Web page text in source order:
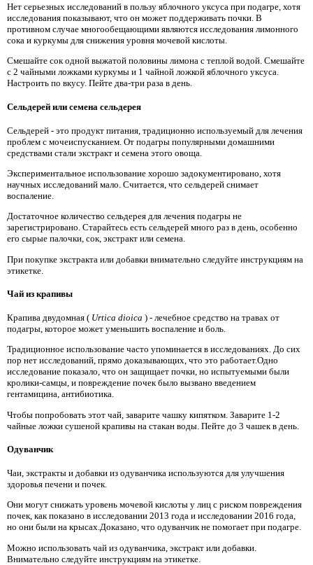
Нет серьезных исследований в пользу яблочного уксуса при подагре, хотя
исследования показывают, что он может поддерживать почки. В
противном случае многообещающими являются исследования лимонного
сока и куркумы для снижения уровня мочевой кислоты.
Смешайте сок одной выжатой половины лимона с теплой водой. Смешайте
с 2 чайными ложками куркумы и 1 чайной ложкой яблочного уксуса.
Настроить по вкусу. Пейте два-три раза в день.
Сельдерей или семена сельдерея
Сельдерей - это продукт питания, традиционно используемый для лечения
проблем с мочеиспусканием. От подагры популярными домашними
средствами стали экстракт и семена этого овоща.
Экспериментальное использование хорошо задокументировано, хотя
научных исследований мало. Считается, что сельдерей снимает
воспаление.
Достаточное количество сельдерея для лечения подагры не
зарегистрировано. Старайтесь есть сельдерей много раз в день, особенно
его сырые палочки, сок, экстракт или семена.
При покупке экстракта или добавки внимательно следуйте инструкциям на
этикетке.
Чай из крапивы
Крапива двудомная ( Urtica dioica ) - лечебное средство на травах от
подагры, которое может уменьшить воспаление и боль.
Традиционное использование часто упоминается в исследованиях. До сих
пор нет исследований, прямо доказывающих, что это работает.Одно
исследование показало, что он защищает почки, но испытуемыми были
кролики-самцы, и повреждение почек было вызвано введением
гентамицина, антибиотика.
Чтобы попробовать этот чай, заварите чашку кипятком. Заварите 1-2
чайные ложки сушеной крапивы на стакан воды. Пейте до 3 чашек в день.
Одуванчик
Чаи, экстракты и добавки из одуванчика используются для улучшения
здоровья печени и почек.
Они могут снижать уровень мочевой кислоты у лиц с риском повреждения
почек, как показано в исследовании 2013 года и исследовании 2016 года,
но они были на крысах.Доказано, что одуванчик не помогает при подагре.
Можно использовать чай из одуванчика, экстракт или добавки.
Внимательно следуйте инструкциям на этикетке.